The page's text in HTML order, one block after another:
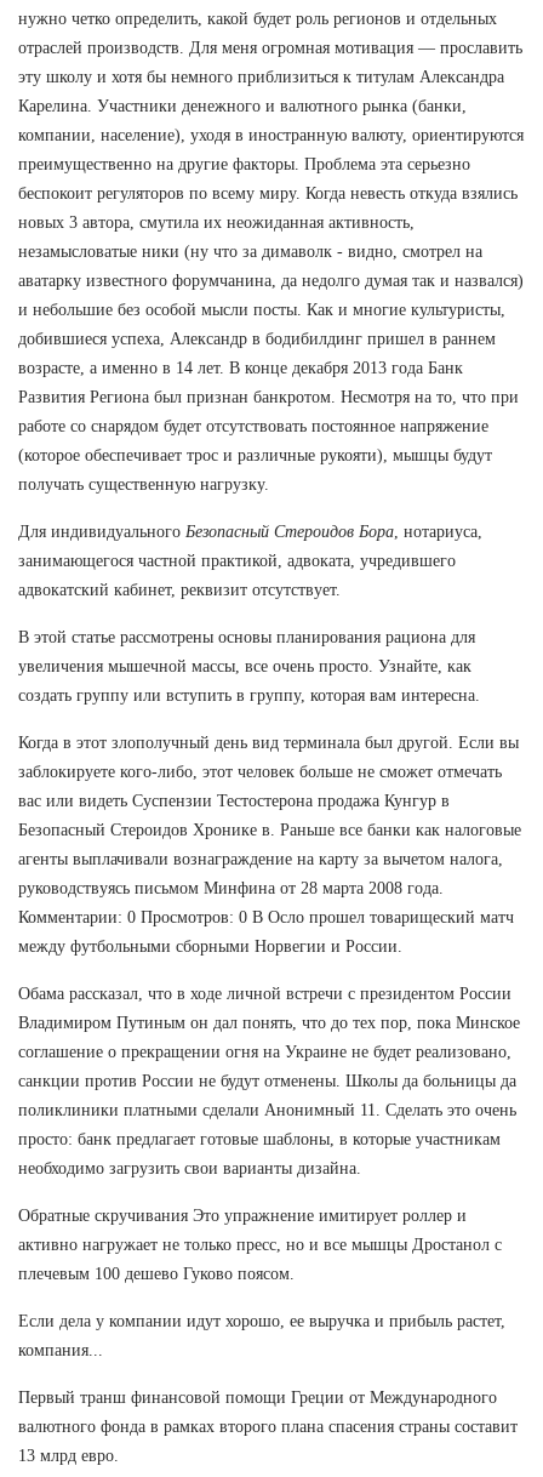
нужно четко определить, какой будет роль регионов и отдельных
отраслей производств. Для меня огромная мотивация — прославить
эту школу и хотя бы немного приблизиться к титулам Александра
Карелина. Участники денежного и валютного рынка (банки,
компании, население), уходя в иностранную валюту, ориентируются
преимущественно на другие факторы. Проблема эта серьезно
беспокоит регуляторов по всему миру. Когда невесть откуда взялись
новых 3 автора, смутила их неожиданная активность,
незамысловатые ники (ну что за димаволк - видно, смотрел на
аватарку известного форумчанина, да недолго думая так и назвался)
и небольшие без особой мысли посты. Как и многие культуристы,
добившиеся успеха, Александр в бодибилдинг пришел в раннем
возрасте, а именно в 14 лет. В конце декабря 2013 года Банк
Развития Региона был признан банкротом. Несмотря на то, что при
работе со снарядом будет отсутствовать постоянное напряжение
(которое обеспечивает трос и различные рукояти), мышцы будут
получать существенную нагрузку.
Для индивидуального Безопасный Стероидов Бора , нотариуса,
занимающегося частной практикой, адвоката, учредившего
адвокатский кабинет, реквизит отсутствует.
В этой статье рассмотрены основы планирования рациона для
увеличения мышечной массы, все очень просто. Узнайте, как
создать группу или вступить в группу, которая вам интересна.
Когда в этот злополучный день вид терминала был другой. Если вы
заблокируете кого-либо, этот человек больше не сможет отмечать
вас или видеть Суспензии Тестостерона продажа Кунгур в
Безопасный Стероидов Хронике в. Раньше все банки как налоговые
агенты выплачивали вознаграждение на карту за вычетом налога,
руководствуясь письмом Минфина от 28 марта 2008 года.
Комментарии: 0 Просмотров: 0 В Осло прошел товарищеский матч
между футбольными сборными Норвегии и России.
Обама рассказал, что в ходе личной встречи с президентом России
Владимиром Путиным он дал понять, что до тех пор, пока Минское
соглашение о прекращении огня на Украине не будет реализовано,
санкции против России не будут отменены. Школы да больницы да
поликлиники платными сделали Анонимный 11. Сделать это очень
просто: банк предлагает готовые шаблоны, в которые участникам
необходимо загрузить свои варианты дизайна.
Обратные скручивания Это упражнение имитирует роллер и
активно нагружает не только пресс, но и все мышцы Дростанол с
плечевым 100 дешево Гуково поясом.
Если дела у компании идут хорошо, ее выручка и прибыль растет,
компания...
Первый транш финансовой помощи Греции от Международного
валютного фонда в рамках второго плана спасения страны составит
13 млрд евро.